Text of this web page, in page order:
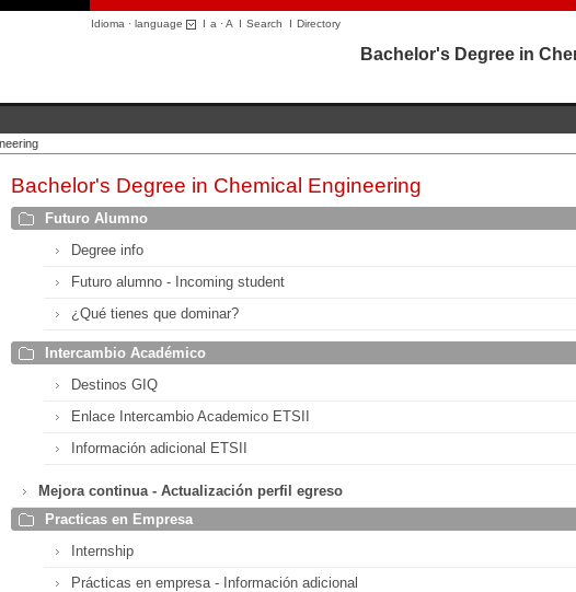
Idioma · language I a ·A I Search I Directory
Bachelor's Degree in
Bachelor's Degree in Chemical Engineering
Futuro Alumno
Degree info
Futuro alumno - Incoming student
¿Qué tienes que dominar?
Intercambio Académico
Destinos GIQ
Enlace Intercambio Academico ETSII
Información adicional ETSII
Mejora continua - Actualización perfil egreso
Practicas en Empresa
Internship
Prácticas en empresa - Información adicional